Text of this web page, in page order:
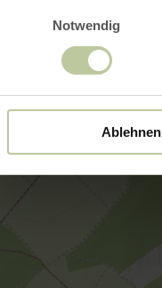
Notwendig
Ablehnen